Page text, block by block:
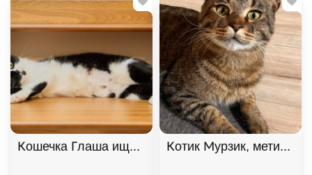
Кошечка Глаша ищет дом , Черный с белым,
Котик Мурзик, метис